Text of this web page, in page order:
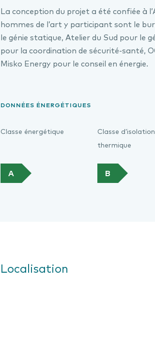
La conception du projet a été confiée à
hommes de l’art y participant sont le
le génie statique, Atelier du Sud pour le
pour la coordination de sécurité-santé,
Misko Energy pour le conseil en énergie.
DONNÉES ÉNERGÉTIQUES
Classe énergétique
A
Classe d’isolation
thermique
B
Localisation